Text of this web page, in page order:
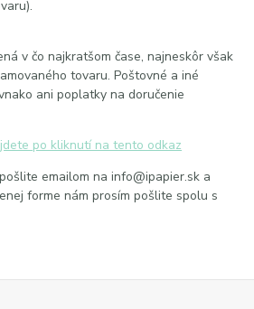
v čo najkratšom čase, najneskôr však
tovaru. Poštovné a iné
ani poplatky na doručenie
po kliknutí na tento odkaz
emailom na info@ipapier.sk a
forme nám prosím pošlite spolu s